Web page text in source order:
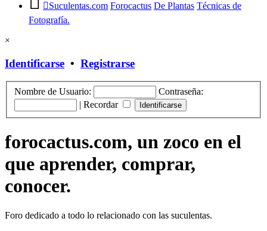
Suculentas.com Forocactus De Plantas Técnicas de
Fotografía.
×
Identificarse • Registrarse
Nombre de Usuario:
Contraseña:
| Recordar
forocactus.com, un zoco en el
que aprender, comprar,
conocer.
Foro dedicado a todo lo relacionado con las suculentas.